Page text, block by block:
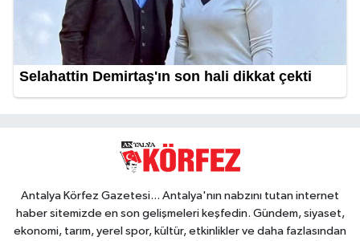
Antalya Körfez Gazetesi... Antalya'nın nabzını tutan internet
haber sitemizde en son gelişmeleri keşfedin. Gündem, siyaset,
ekonomi, tarım, yerel spor, kültür, etkinlikler ve daha fazlasından